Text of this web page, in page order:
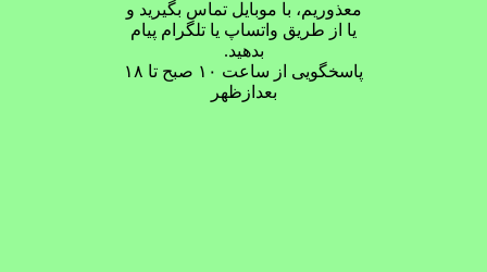
معذوریم، با موبایل تماس بگیرید و
یا از طریق واتساپ یا تلگرام پیام
بدهید.
پاسخگویی از ساعت ۱۰ صبح تا ۱۸
بعدازظهر